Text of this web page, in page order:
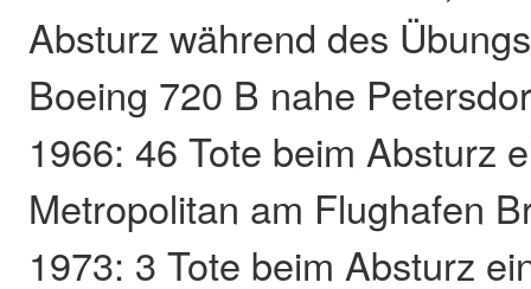
Absturz während des
Boeing 720 B nahe
1966: 46 Tote beim Absturz
Metropolitan am Flughafen
1973: 3 Tote beim Absturz